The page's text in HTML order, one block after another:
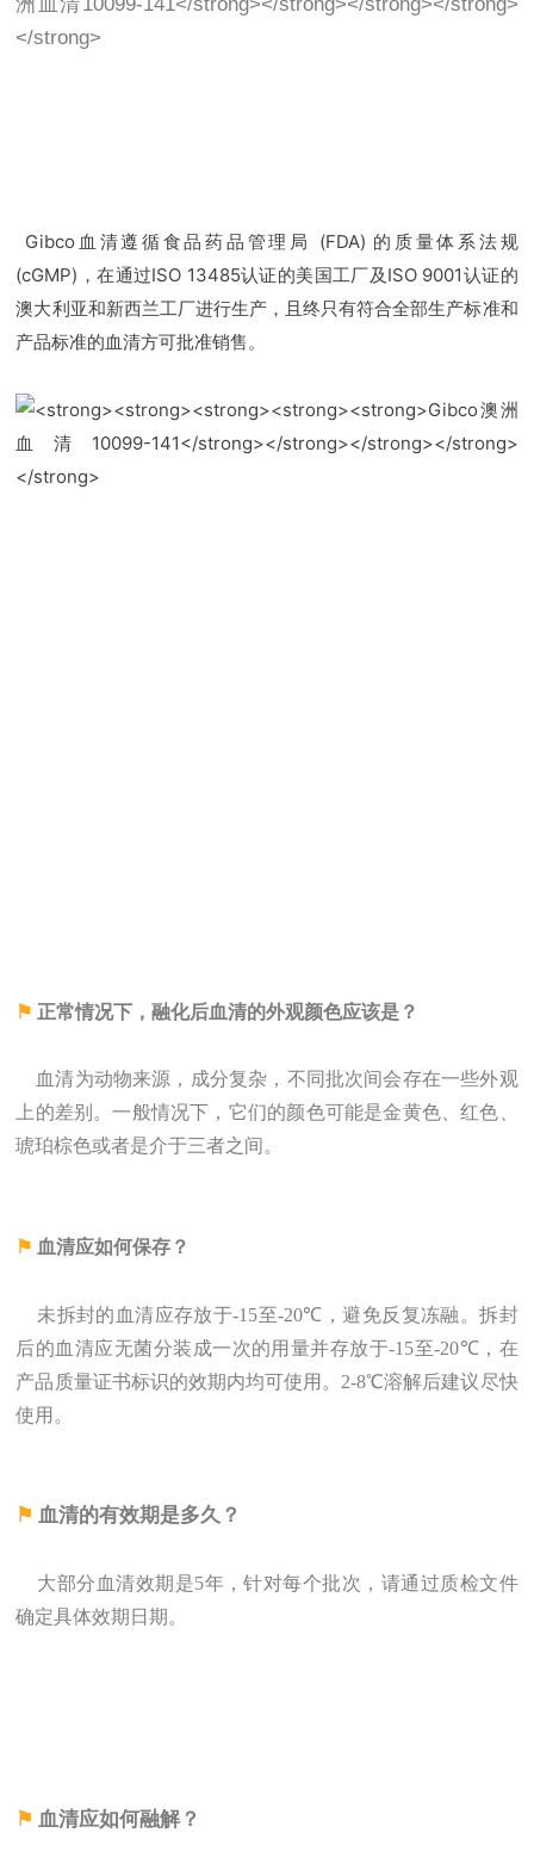
Gibco血清遵循食品药品管理局 (FDA) 的质量体系法规
(cGMP)，在通过ISO 13485认证的美国工厂及ISO 9001认证的
澳大利亚和新西兰工厂进行生产，且终只有符合全部生产标准和
产品标准的血清方可批准销售。
⚑ 正常情况下，融化后血清的外观颜色应该是？
血清为动物来源，成分复杂，不同批次间会存在一些外观
上的差别。一般情况下，它们的颜色可能是金黄色、红色、
琥珀棕色或者是介于三者之间。
⚑ 血清应如何保存？
未拆封的血清应存放于-15至-20℃ ，避免反复冻融。拆封
后的血清应无菌分装成一次的用量并存放于-15至-20℃ ，在
产品质量证书标识的效期内均可使用。2-8℃溶解后建议尽快
使用。
⚑血清的有效期是多久？
大部分血清效期是5年，针对每个批次，请通过质检文件
确定具体效期日期。
⚑血清应如何融解？